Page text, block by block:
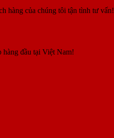
hàng của chúng tôi tận tình tư vấn!
hàng đầu tại Việt Nam!